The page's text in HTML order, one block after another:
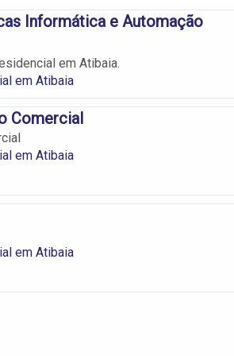
Informática e Automação
em Atibaia.
em Atibaia
Comercial
em Atibaia
em Atibaia